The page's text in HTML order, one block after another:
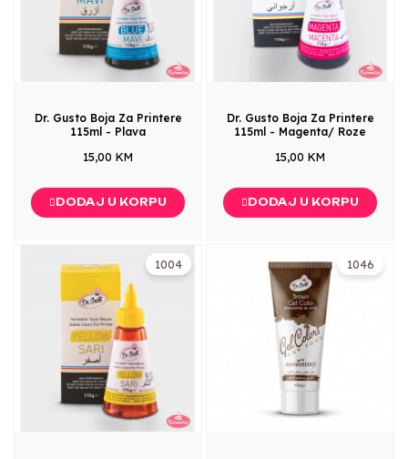
Dr. Gusto Boja Za Printere
115ml - Plava
15,00 KM
DODAJ U KORPU
Dr. Gusto Boja Za Printere
115ml - Magenta/ Roze
15,00 KM
DODAJ U KORPU
1004 1046